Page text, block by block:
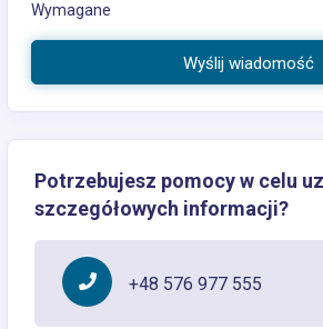
Wymagane
Wyślij wiadomość
Potrzebujesz pomocy w celu
szczegółowych informacji?
+48 576 977 555